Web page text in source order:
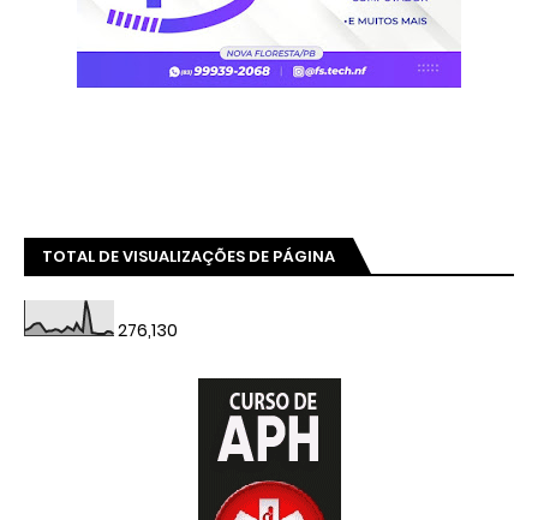
TOTAL DE VISUALIZAÇÕES DE PÁGINA
276,130